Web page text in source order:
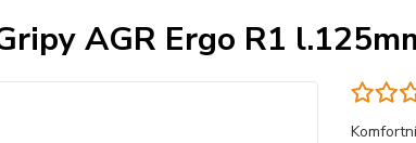
AGR Ergo R1